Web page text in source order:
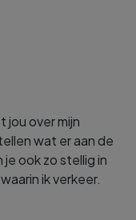
jou over mijn
wat er aan de
je ook zo stellig in
ik verkeer.